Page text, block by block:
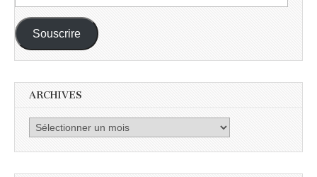
e-
mail :
Souscrire
ARCHIVES
Archives